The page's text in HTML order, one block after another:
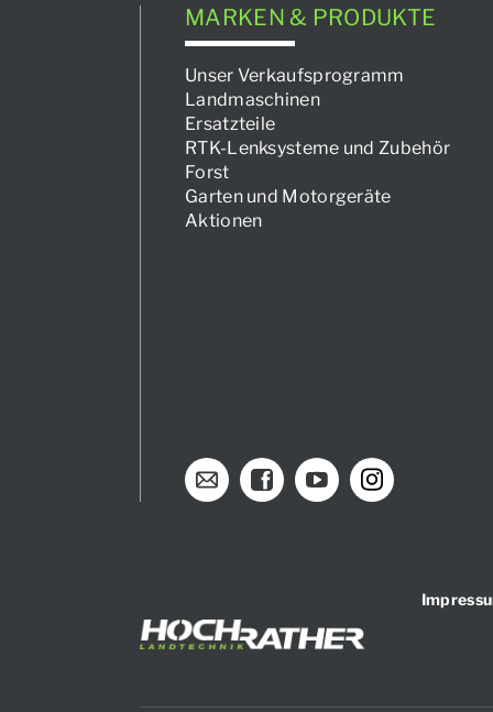
MARKEN & PRODUKTE
Unser Verkaufsprogramm
Landmaschinen
Ersatzteile
RTK-Lenksysteme und Zubehör
Forst
Garten und Motorgeräte
Aktionen